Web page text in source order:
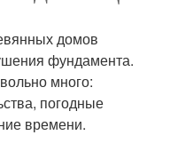
домов
фундамента.
много:
погодные
времени.